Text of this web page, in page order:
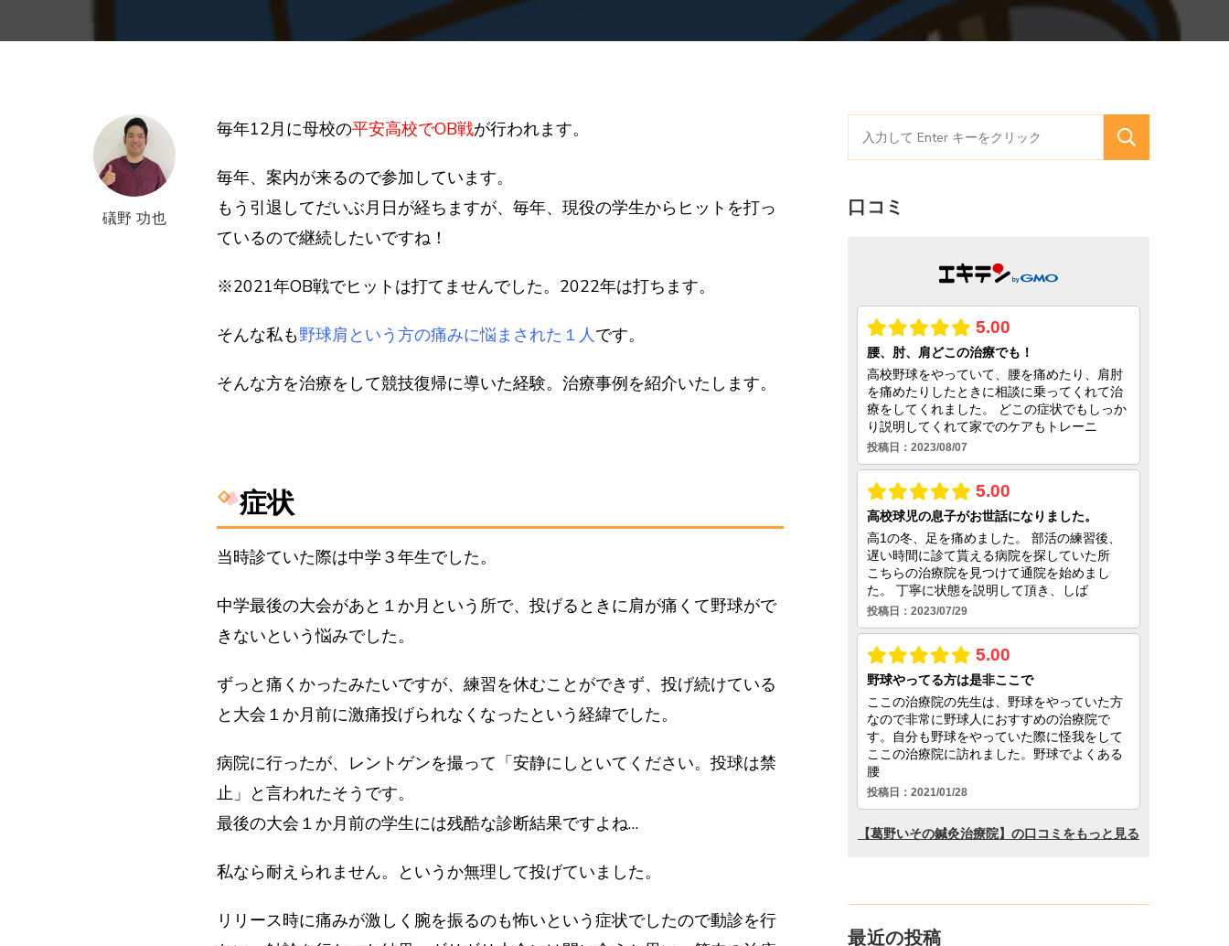
礒野 功也
毎年12月に母校の平安高校でOB戦が行われます。
毎年、案内が来るので参加しています。
もう引退してだいぶ月日が経ちますが、毎年、現役の学生から ヒット を打っ
ているので継続したいですね！
※2021年OB戦でヒットは打てませんでした。2022年は打ちます。
そんな私も野球肩という方の痛みに悩まされた１人です。
そんな方を治療をして競技復帰に導いた経験。治療事例を紹介いたします。
症状
当時診ていた際は中学３年生でした。
中学最後の大会があと１か月という所で、投げるときに肩が痛くて野球がで
きないという悩みでした。
ずっと痛くかったみたいですが、練習を休むことができず、投げ続けている
と大会１か月前に激痛投げられなくなったという経緯でした。
病院に行ったが、 レントゲンを撮って「安静にしといてください。 投球は禁
止 」と言われたそうです。
最後の大会１か月前の学生には残酷な診断結果ですよね…
私なら耐えられません。というか無理して投げていました。
リリース時に痛みが激しく 腕を振るのも怖いという症状でしたので動診を行
索
象:
口コミ
最近の投稿